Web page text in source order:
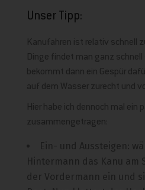
Unser Tipp:
Kanufahren ist relativ schnell
Dinge findet man ganz schnell
bekommt dann ein Gespür
auf dem Wasser zurecht und
Hier habe ich dennoch mal ein
zusammengetragen:
Ein- und Aussteigen:
Hintermann das Kanu am
der Vordermann ein und